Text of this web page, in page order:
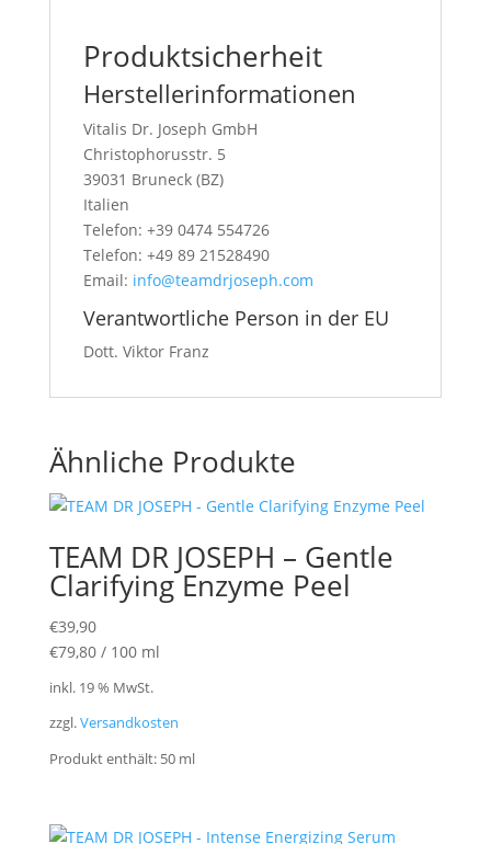
Produktsicherheit
Herstellerinformationen
Vitalis Dr. Joseph GmbH
Christophorusstr. 5
39031 Bruneck (BZ)
Italien
Telefon: +39 0474 554726
Telefon: +49 89 21528490
Email: info@teamdrjoseph.com
Verantwortliche Person in der EU
Dott. Viktor Franz
Ähnliche Produkte
TEAM DR JOSEPH – Gentle
Clarifying Enzyme Peel
€39,90
€79,80/ 100 ml
inkl. 19 % MwSt.
zzgl.Versandkosten
Produkt enthält: 50 ml